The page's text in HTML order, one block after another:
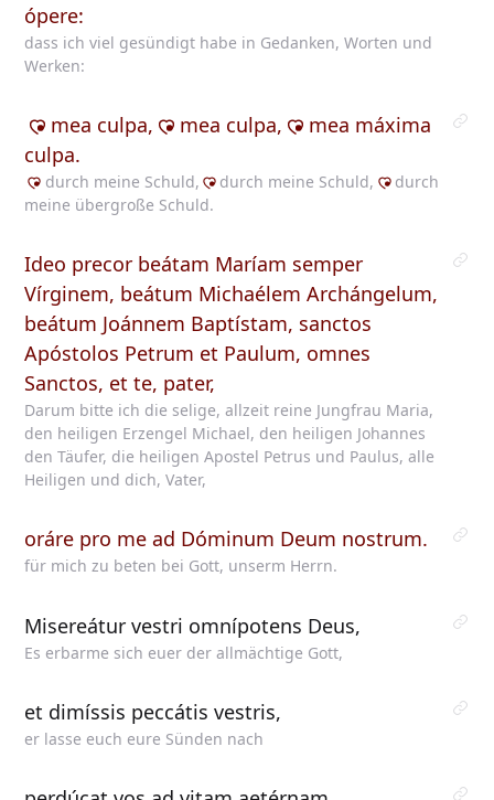
ópere:
dass ich viel gesündigt habe in Gedanken, Worten und
Werken:
mea culpa, mea culpa, mea máxima
culpa.
durch meine Schuld, durch meine Schuld,
durch
meine übergroße Schuld.
Ideo precor beátam Maríam semper
Vírginem, beátum Michaélem Archángelum,
beátum Joánnem Baptístam, sanctos
Apóstolos Petrum et Paulum, omnes
Sanctos, et te, pater,
Darum bitte ich die selige, allzeit reine Jungfrau Maria,
den heiligen Erzengel Michael, den heiligen Johannes
den Täufer, die heiligen Apostel Petrus und Paulus, alle
Heiligen und dich, Vater,
oráre pro me ad Dóminum Deum nostrum.
für mich zu beten bei Gott, unserm Herrn.
Misereátur vestri omnípotens Deus,
Es erbarme sich euer der allmächtige Gott,
et dimíssis peccátis vestris,
er lasse euch eure Sünden nach